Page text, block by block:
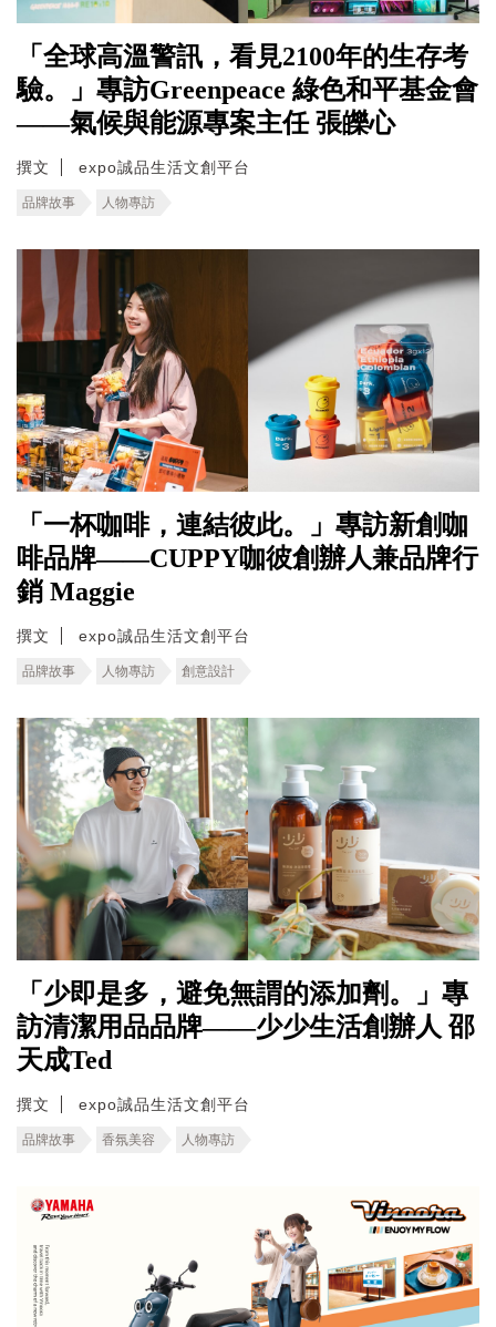
「全球高溫警訊，看見2100年的生存考
驗。」專訪Greenpeace 綠色和平基金會
——氣候與能源專案主任 張皪心
撰文 expo誠品生活文創平台
品牌故事 人物專訪
「一杯咖啡，連結彼此。」專訪新創咖
啡品牌——CUPPY咖彼創辦人兼品牌行
銷 Maggie
撰文 expo誠品生活文創平台
品牌故事 人物專訪 創意設計
「少即是多，避免無謂的添加劑。」專
訪清潔用品品牌——少少生活創辦人 邵
天成Ted
撰文 expo誠品生活文創平台
品牌故事 香氛美容 人物專訪